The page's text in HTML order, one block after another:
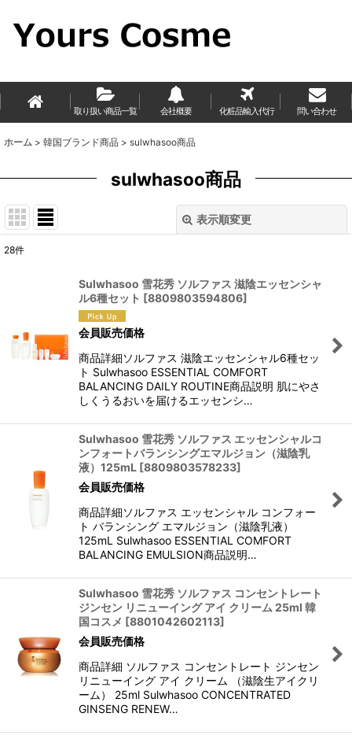
取り扱い商品一覧 会社概要 化粧品輸入代行 問い合わせ
ホーム > 韓国ブランド商品 > sulwhasoo商品
sulwhasoo商品
表示順変更
28件
Sulwhasoo 雪花秀 ソルファス 滋陰エッセンシャ
ル6種セット [8809803594806]
会員販売価格
商品詳細ソルファス 滋陰エッセンシャル6種セッ
ト Sulwhasoo ESSENTIAL COMFORT
BALANCING DAILY ROUTINE商品説明 肌にやさ
しくうるおいを届けるエッセンシ…
Sulwhasoo 雪花秀 ソルファス エッセンシャルコ
ンフォートバランシングエマルジョン（滋陰乳
液）125mL [8809803578233]
会員販売価格
商品詳細ソルファス エッセンシャル コンフォー
ト バランシング エマルジョン（滋陰乳液）
125mL Sulwhasoo ESSENTIAL COMFORT
BALANCING EMULSION商品説明…
Sulwhasoo 雪花秀 ソルファス コンセントレート
ジンセン リニューイング アイ クリーム 25ml 韓
国コスメ [8801042602113]
会員販売価格
商品詳細 ソルファス コンセントレート ジンセン
リニューイング アイ クリーム （滋陰生アイクリ
ーム） 25ml Sulwhasoo CONCENTRATED
GINSENG RENEW…